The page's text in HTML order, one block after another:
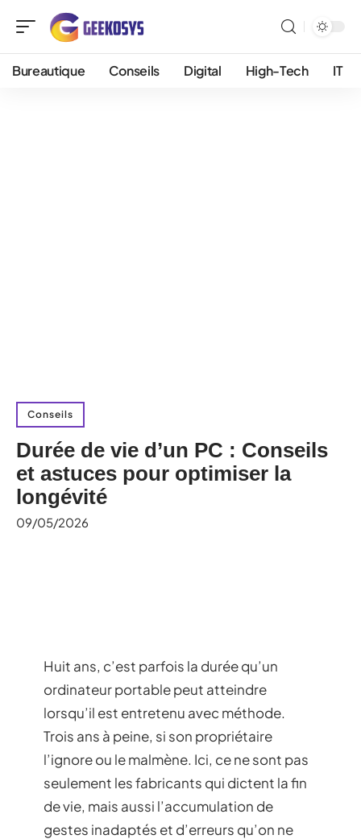
Bureautique Conseils Digital High-Tech IT
Conseils
Durée de vie d’un PC : Conseils
et astuces pour optimiser la
longévité
09/05/2026
Huit ans, c’est parfois la durée qu’un
ordinateur portable peut atteindre
lorsqu’il est entretenu avec méthode.
Trois ans à peine, si son propriétaire
l’ignore ou le malmène. Ici, ce ne sont pas
seulement les fabricants qui dictent la fin
de vie, mais aussi l’accumulation de
gestes inadaptés et d’erreurs qu’on ne